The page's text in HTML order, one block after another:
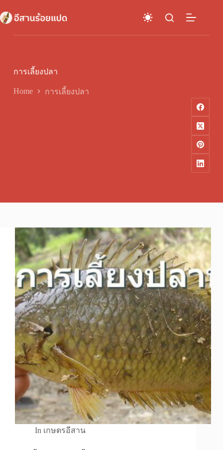
to
content
การเลี้ยงปลา
Home การเลี้ยงปลา
In เกษตรอีสาน